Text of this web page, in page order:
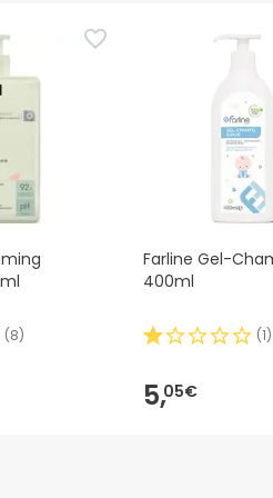
der følger med
(8)
Farline Gel-
400ml
(1)
5,05€